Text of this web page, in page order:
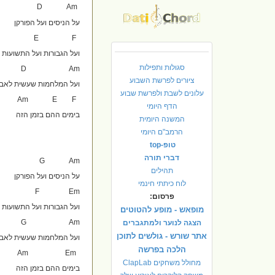
סגולות ותפילות
ציורים לפרשת השבוע
עלונים לשבת ולפרשת שבוע
הדף היומי
המשנה היומית
הרמב"ם היומי
טופ-top
דברי תורה
תהילים
לוח כיתתי חינמי
פרסום:
מופאש - מופע להטוטים
הצגה לנוער ולמתגברים
אתר שורש - גולשים לתוכן
הלכה בפרשה
מחולל משחקים ClapLab
D Am
על הניסים ועל הפורקן
ועל הגבורות ועל התשועות
D Am
ועל המלחמות שעשית
בימים ההם בזמן הזה
G Am
על הניסים ועל הפורקן
F Em
ועל הגבורות ועל התשועות
G Am
ועל המלחמות שעשית
בימים ההם בזמן הזה